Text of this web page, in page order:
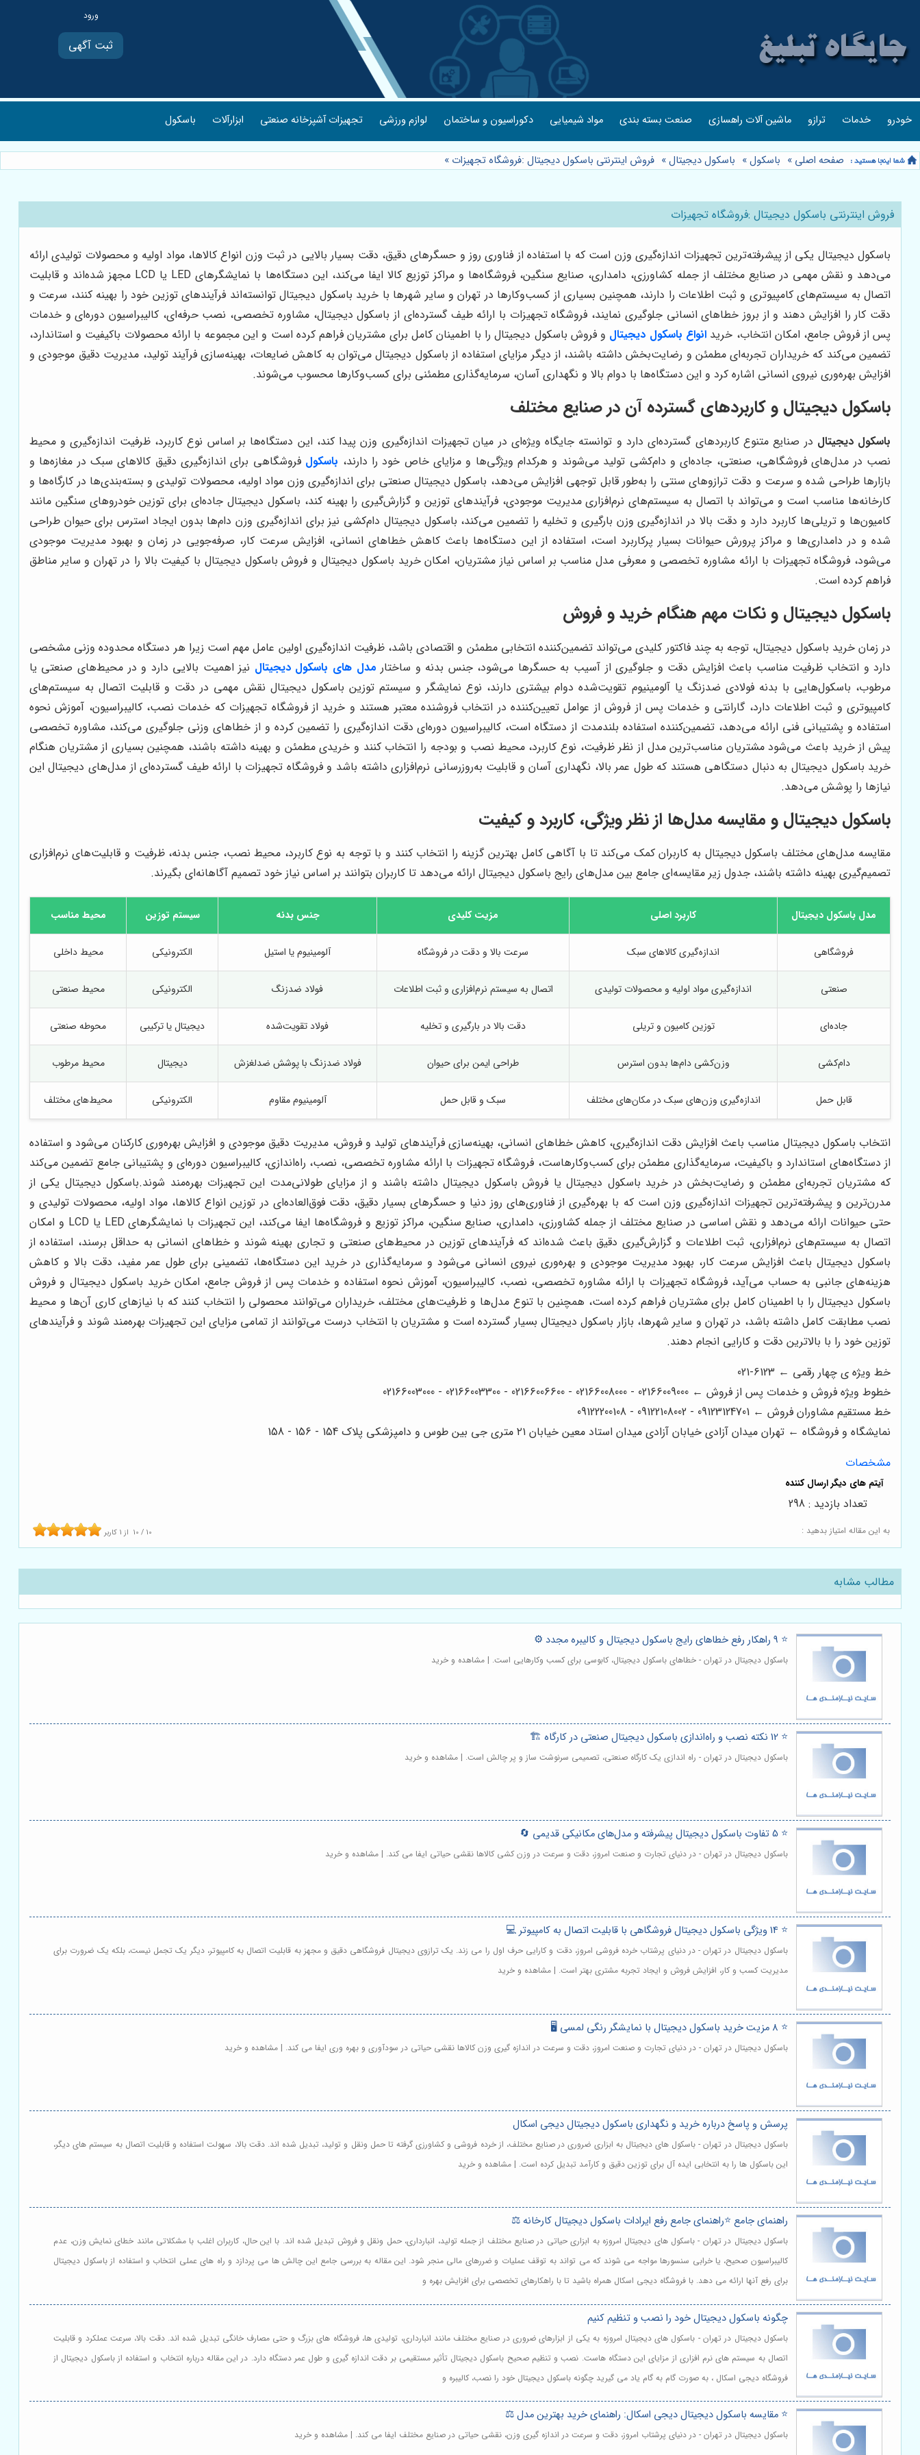
ثبت آگهی
خودرو خدمات ترازو ماشین آلات راهسازی صنعت بسته بندی مواد شیمیایی دکوراسیون و ساختمان لوازم ورزشی تجهیزات آشپزخانه صنعتی ابزارآلات باسکول
صفحه اصلی » باسکول» باسکول دیجیتال» فروش اینترنتی باسکول دیجیتال :فروشگاه تجهیزات »
فروش اینترنتی باسکول دیجیتال :فروشگاه تجهیزات
باسکول دیجیتال یکی از پیشرفته‌ترین تجهیزات اندازه‌گیری وزن است که با استفاده از فناوری روز و حسگرهای دقیق، دقت بسیار بالایی در ثبت وزن انواع کالاها، مواد اولیه و محصولات تولیدی ارائه
می‌دهد و نقش مهمی در صنایع مختلف از جمله کشاورزی، دامداری، صنایع سنگین، فروشگاه‌ها و مراکز توزیع کالا ایفا می‌کند، این دستگاه‌ها با نمایشگرهای LED یا LCD مجهز شده‌اند و قابلیت
اتصال به سیستم‌های کامپیوتری و ثبت اطلاعات را دارند، همچنین بسیاری از کسب‌وکارها در تهران و سایر شهرها با خرید باسکول دیجیتال توانسته‌اند فرآیندهای توزین خود را بهینه کنند، سرعت و
دقت کار را افزایش دهند و از بروز خطاهای انسانی جلوگیری نمایند، فروشگاه تجهیزات با ارائه طیف گسترده‌ای از باسکول دیجیتال، مشاوره تخصصی، نصب حرفه‌ای، کالیبراسیون دوره‌ای و خدمات
پس از فروش جامع، امکان انتخاب، خرید انواع باسکول دیجیتال و فروش باسکول دیجیتال را با اطمینان کامل برای مشتریان فراهم کرده است و این مجموعه با ارائه محصولات باکیفیت و استاندارد،
تضمین می‌کند که خریداران تجربه‌ای مطمئن و رضایت‌بخش داشته باشند، از دیگر مزایای استفاده از باسکول دیجیتال می‌توان به کاهش ضایعات، بهینه‌سازی فرآیند تولید، مدیریت دقیق موجودی و
افزایش بهره‌وری نیروی انسانی اشاره کرد و این دستگاه‌ها با دوام بالا و نگهداری آسان، سرمایه‌گذاری مطمئنی برای کسب‌وکارها محسوب می‌شوند.
باسکول دیجیتال و کاربردهای گسترده آن در صنایع مختلف
باسکول دیجیتال در صنایع متنوع کاربردهای گسترده‌ای دارد و توانسته جایگاه ویژه‌ای در میان تجهیزات اندازه‌گیری وزن پیدا کند، این دستگاه‌ها بر اساس نوع کاربرد، ظرفیت اندازه‌گیری و محیط
نصب در مدل‌های فروشگاهی، صنعتی، جاده‌ای و دام‌کشی تولید می‌شوند و هرکدام ویژگی‌ها و مزایای خاص خود را دارند، باسکول فروشگاهی برای اندازه‌گیری دقیق کالاهای سبک در مغازه‌ها و
بازارها طراحی شده و سرعت و دقت ترازوهای سنتی را به‌طور قابل توجهی افزایش می‌دهد، باسکول دیجیتال صنعتی برای اندازه‌گیری وزن مواد اولیه، محصولات تولیدی و بسته‌بندی‌ها در کارگاه‌ها و
کارخانه‌ها مناسب است و می‌تواند با اتصال به سیستم‌های نرم‌افزاری مدیریت موجودی، فرآیندهای توزین و گزارش‌گیری را بهینه کند، باسکول دیجیتال جاده‌ای برای توزین خودروهای سنگین مانند
کامیون‌ها و تریلی‌ها کاربرد دارد و دقت بالا در اندازه‌گیری وزن بارگیری و تخلیه را تضمین می‌کند، باسکول دیجیتال دام‌کشی نیز برای اندازه‌گیری وزن دام‌ها بدون ایجاد استرس برای حیوان طراحی
شده و در دامداری‌ها و مراکز پرورش حیوانات بسیار پرکاربرد است، استفاده از این دستگاه‌ها باعث کاهش خطاهای انسانی، افزایش سرعت کار، صرفه‌جویی در زمان و بهبود مدیریت موجودی
می‌شود، فروشگاه تجهیزات با ارائه مشاوره تخصصی و معرفی مدل مناسب بر اساس نیاز مشتریان، امکان خرید باسکول دیجیتال و فروش باسکول دیجیتال با کیفیت بالا را در تهران و سایر مناطق
فراهم کرده است.
باسکول دیجیتال و نکات مهم هنگام خرید و فروش
در زمان خرید باسکول دیجیتال، توجه به چند فاکتور کلیدی می‌تواند تضمین‌کننده انتخابی مطمئن و اقتصادی باشد، ظرفیت اندازه‌گیری اولین عامل مهم است زیرا هر دستگاه محدوده وزنی مشخصی
دارد و انتخاب ظرفیت مناسب باعث افزایش دقت و جلوگیری از آسیب به حسگرها می‌شود، جنس بدنه و ساختار مدل های باسکول دیجیتال نیز اهمیت بالایی دارد و در محیط‌های صنعتی یا
مرطوب، باسکول‌هایی با بدنه فولادی ضدزنگ یا آلومینیوم تقویت‌شده دوام بیشتری دارند، نوع نمایشگر و سیستم توزین باسکول دیجیتال نقش مهمی در دقت و قابلیت اتصال به سیستم‌های
کامپیوتری و ثبت اطلاعات دارد، گارانتی و خدمات پس از فروش از عوامل تعیین‌کننده در انتخاب فروشنده معتبر هستند و خرید از فروشگاه تجهیزات که خدمات نصب، کالیبراسیون، آموزش نحوه
استفاده و پشتیبانی فنی ارائه می‌دهد، تضمین‌کننده استفاده بلندمدت از دستگاه است، کالیبراسیون دوره‌ای دقت اندازه‌گیری را تضمین کرده و از خطاهای وزنی جلوگیری می‌کند، مشاوره تخصصی
پیش از خرید باعث می‌شود مشتریان مناسب‌ترین مدل از نظر ظرفیت، نوع کاربرد، محیط نصب و بودجه را انتخاب کنند و خریدی مطمئن و بهینه داشته باشند، همچنین بسیاری از مشتریان هنگام
خرید باسکول دیجیتال به دنبال دستگاهی هستند که طول عمر بالا، نگهداری آسان و قابلیت به‌روزرسانی نرم‌افزاری داشته باشد و فروشگاه تجهیزات با ارائه طیف گسترده‌ای از مدل‌های دیجیتال این
نیازها را پوشش می‌دهد.
باسکول دیجیتال و مقایسه مدل‌ها از نظر ویژگی، کاربرد و کیفیت
مقایسه مدل‌های مختلف باسکول دیجیتال به کاربران کمک می‌کند تا با آگاهی کامل بهترین گزینه را انتخاب کنند و با توجه به نوع کاربرد، محیط نصب، جنس بدنه، ظرفیت و قابلیت‌های نرم‌افزاری
تصمیم‌گیری بهینه داشته باشند، جدول زیر مقایسه‌ای جامع بین مدل‌های رایج باسکول دیجیتال ارائه می‌دهد تا کاربران بتوانند بر اساس نیاز خود تصمیم آگاهانه‌ای بگیرند.
مدل باسکول دیجیتال کاربرد اصلی مزیت کلیدی جنس بدنه سیستم توزین محیط مناسب
فروشگاهی اندازه‌گیری کالاهای سبک سرعت بالا و دقت در فروشگاه آلومینیوم یا استیل الکترونیکی محیط داخلی
صنعتی اندازه‌گیری مواد اولیه و محصولات تولیدی اتصال به سیستم نرم‌افزاری و ثبت اطلاعات فولاد ضدزنگ الکترونیکی محیط صنعتی
جاده‌ای توزین کامیون و تریلی دقت بالا در بارگیری و تخلیه فولاد تقویت‌شده دیجیتال یا ترکیبی محوطه صنعتی
دام‌کشی وزن‌کشی دام‌ها بدون استرس طراحی ایمن برای حیوان فولاد ضدزنگ با پوشش ضدلغزش دیجیتال محیط مرطوب
قابل حمل اندازه‌گیری وزن‌های سبک در مکان‌های مختلف سبک و قابل حمل آلومینیوم مقاوم الکترونیکی محیط‌های مختلف
انتخاب باسکول دیجیتال مناسب باعث افزایش دقت اندازه‌گیری، کاهش خطاهای انسانی، بهینه‌سازی فرآیندهای تولید و فروش، مدیریت دقیق موجودی و افزایش بهره‌وری کارکنان می‌شود و استفاده
از دستگاه‌های استاندارد و باکیفیت، سرمایه‌گذاری مطمئن برای کسب‌وکارهاست، فروشگاه تجهیزات با ارائه مشاوره تخصصی، نصب، راه‌اندازی، کالیبراسیون دوره‌ای و پشتیبانی جامع تضمین می‌کند
که مشتریان تجربه‌ای مطمئن و رضایت‌بخش در خرید باسکول دیجیتال یا فروش باسکول دیجیتال داشته باشند و از مزایای طولانی‌مدت این تجهیزات بهره‌مند شوند.باسکول دیجیتال یکی از
مدرن‌ترین و پیشرفته‌ترین تجهیزات اندازه‌گیری وزن است که با بهره‌گیری از فناوری‌های روز دنیا و حسگرهای بسیار دقیق، دقت فوق‌العاده‌ای در توزین انواع کالاها، مواد اولیه، محصولات تولیدی و
حتی حیوانات ارائه می‌دهد و نقش اساسی در صنایع مختلف از جمله کشاورزی، دامداری، صنایع سنگین، مراکز توزیع و فروشگاه‌ها ایفا می‌کند، این تجهیزات با نمایشگرهای LED یا LCD و امکان
اتصال به سیستم‌های نرم‌افزاری، ثبت اطلاعات و گزارش‌گیری دقیق باعث شده‌اند که فرآیندهای توزین در محیط‌های صنعتی و تجاری بهینه شوند و خطاهای انسانی به حداقل برسند، استفاده از
باسکول دیجیتال باعث افزایش سرعت کار، بهبود مدیریت موجودی و بهره‌وری نیروی انسانی می‌شود و سرمایه‌گذاری در خرید این دستگاه‌ها، تضمینی برای طول عمر مفید، دقت بالا و کاهش
هزینه‌های جانبی به حساب می‌آید، فروشگاه تجهیزات با ارائه مشاوره تخصصی، نصب، کالیبراسیون، آموزش نحوه استفاده و خدمات پس از فروش جامع، امکان خرید باسکول دیجیتال و فروش
باسکول دیجیتال را با اطمینان کامل برای مشتریان فراهم کرده است، همچنین با تنوع مدل‌ها و ظرفیت‌های مختلف، خریداران می‌توانند محصولی را انتخاب کنند که با نیازهای کاری آن‌ها و محیط
نصب مطابقت کامل داشته باشد، در تهران و سایر شهرها، بازار باسکول دیجیتال بسیار گسترده است و مشتریان با انتخاب درست می‌توانند از تمامی مزایای این تجهیزات بهره‌مند شوند و فرآیندهای
توزین خود را با بالاترین دقت و کارایی انجام دهند.
خط ویژه ی چهار رقمی ← 6123-021
خطوط ویژه فروش و خدمات پس از فروش ← 02166009000 - 02166008000 - 02166006600 - 02166003300 - 02166003000
خط مستقیم مشاوران فروش ← 09123124701 - 09122108002 - 09122200108
نمایشگاه و فروشگاه ← تهران میدان آزادی خیابان آزادی میدان استاد معین خیابان ۲۱ متری جی بین طوس و دامپزشکی پلاک 154 - 156 - 158
مشخصات
به این مقاله امتیاز بدهید : 10 / 10 از1 کاربر
تعداد بازدید : 298
مطالب مشابه
⭐️ 9 راهکار رفع خطاهای رایج باسکول دیجیتال و کالیبره مجدد ⚙️
باسکول دیجیتال در تهران - خطاهای باسکول دیجیتال، کابوسی برای کسب وکارهایی است. | مشاهده و خرید
⭐️ 12 نکته نصب و راه‌اندازی باسکول دیجیتال صنعتی در کارگاه 🏗️
باسکول دیجیتال در تهران - راه اندازی یک کارگاه صنعتی، تصمیمی سرنوشت ساز و پر چالش است. | مشاهده و خرید
⭐️ 5 تفاوت باسکول دیجیتال پیشرفته و مدل‌های مکانیکی قدیمی 🔄
باسکول دیجیتال در تهران - در دنیای تجارت و صنعت امروز، دقت و سرعت در وزن کشی کالاها نقشی حیاتی ایفا می کند. | مشاهده و خرید
⭐️ 14 ویژگی باسکول دیجیتال فروشگاهی با قابلیت اتصال به کامپیوتر 💻
باسکول دیجیتال در تهران - در دنیای پرشتاب خرده فروشی امروز، دقت و کارایی حرف اول را می زند. یک ترازوی دیجیتال فروشگاهی دقیق و مجهز به قابلیت اتصال به کامپیوتر، دیگر یک تجمل نیست، بلکه یک ضرورت برای
مدیریت کسب و کار، افزایش فروش و ایجاد تجربه مشتری بهتر است. | مشاهده و خرید
⭐️ 8 مزیت خرید باسکول دیجیتال با نمایشگر رنگی لمسی 🖥️
باسکول دیجیتال در تهران - در دنیای تجارت و صنعت امروز، دقت و سرعت در اندازه گیری وزن کالاها نقشی حیاتی در سودآوری و بهره وری ایفا می کند. | مشاهده و خرید
پرسش و پاسخ درباره خرید و نگهداری باسکول دیجیتال دیجی اسکال
باسکول دیجیتال در تهران - باسکول های دیجیتال به ابزاری ضروری در صنایع مختلف، از خرده فروشی و کشاورزی گرفته تا حمل ونقل و تولید، تبدیل شده اند. دقت بالا، سهولت استفاده و قابلیت اتصال به سیستم های دیگر،
این باسکول ها را به انتخابی ایده آل برای توزین دقیق و کارآمد تبدیل کرده است. | مشاهده و خرید
راهنمای جامع ⭐️راهنمای جامع رفع ایرادات باسکول دیجیتال کارخانه ⚖️
باسکول دیجیتال در تهران - باسکول های دیجیتال امروزه به ابزاری حیاتی در صنایع مختلف از جمله تولید، انبارداری، حمل ونقل و فروش تبدیل شده اند. با این حال، کاربران اغلب با مشکلاتی مانند خطای نمایش وزن، عدم
کالیبراسیون صحیح، یا خرابی سنسورها مواجه می شوند که می تواند به توقف عملیات و ضررهای مالی منجر شود. این مقاله به بررسی جامع این چالش ها می پردازد و راه های عملی انتخاب و استفاده از باسکول دیجیتال
برای رفع آنها ارائه می دهد. با فروشگاه دیجی اسکال همراه باشید تا با راهکارهای تخصصی برای افزایش بهره و
چگونه باسکول دیجیتال خود را نصب و تنظیم کنیم
باسکول دیجیتال در تهران - باسکول های دیجیتال امروزه به یکی از ابزارهای ضروری در صنایع مختلف مانند انبارداری، تولیدی ها، فروشگاه های بزرگ و حتی مصارف خانگی تبدیل شده اند. دقت بالا، سرعت عملکرد و قابلیت
اتصال به سیستم های نرم افزاری از مزایای این دستگاه هاست. نصب و تنظیم صحیح باسکول دیجیتال تأثیر مستقیمی بر دقت اندازه گیری و طول عمر دستگاه دارد. در این مقاله درباره انتخاب و استفاده از باسکول دیجیتال از
فروشگاه دیجی اسکال ، به صورت گام به گام یاد می گیرید چگونه باسکول دیجیتال خود را نصب، کالیبره و
⭐️ مقایسه باسکول دیجیتال دیجی اسکال: راهنمای خرید بهترین مدل ⚖️
باسکول دیجیتال در تهران - در دنیای پرشتاب امروز، دقت و سرعت در اندازه گیری وزن، نقشی حیاتی در صنایع مختلف ایفا می کند. | مشاهده و خرید